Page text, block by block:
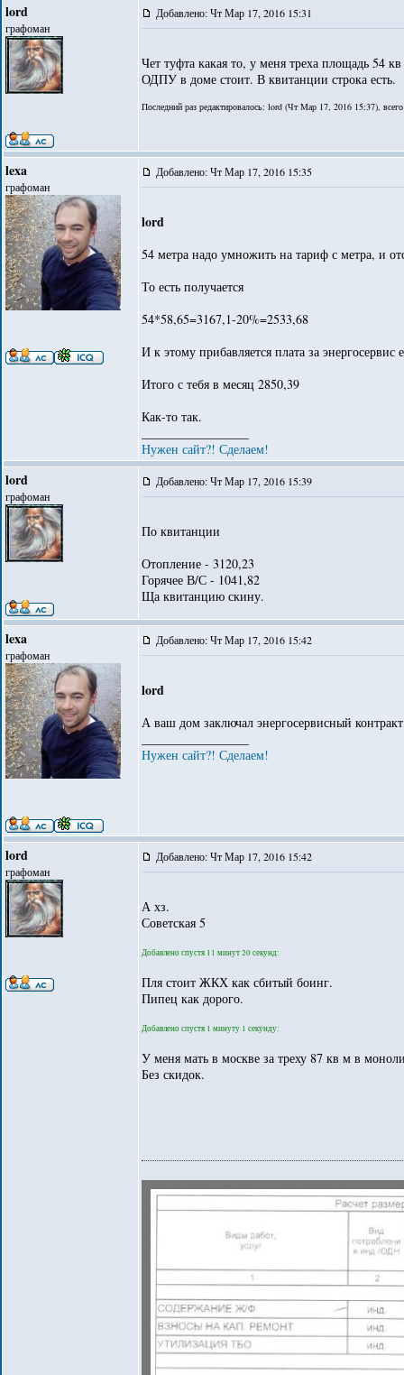
lord
графоман
Добавлено: Чт Мар 17, 2016 15:31
Чет туфта какая то, у меня треха площадь 54
ОДПУ в доме стоит. В квитанции строка есть.
Последний раз редактировалось: lord (Чт Мар 17, 2016 15:37), всего
lexa
графоман
Добавлено: Чт Мар 17, 2016 15:35
lord
54 метра надо умножить на тариф с метра, и
То есть получается
54*58,65=3167,1-20%=2533,68
И к этому прибавляется плата за энергосервис
Итого с тебя в месяц 2850,39
Как-то так.
Нужен сайт?! Сделаем!
lord
графоман
Добавлено: Чт Мар 17, 2016 15:39
По квитанции
Отопление - 3120,23
Горячее В/С - 1041,82
Ща квитанцию скину.
lexa
графоман
Добавлено: Чт Мар 17, 2016 15:42
lord
А ваш дом заключал энергосервисный
Нужен сайт?! Сделаем!
lord
графоман
Добавлено: Чт Мар 17, 2016 15:42
А хз.
Советская 5
Добавлено спустя 11 минут 20 секунд:
Пля стоит ЖКХ как сбитый боинг.
Пипец как дорого.
Добавлено спустя 1 минуту 1 секунду:
У меня мать в москве за треху 87 кв м в
Без скидок.